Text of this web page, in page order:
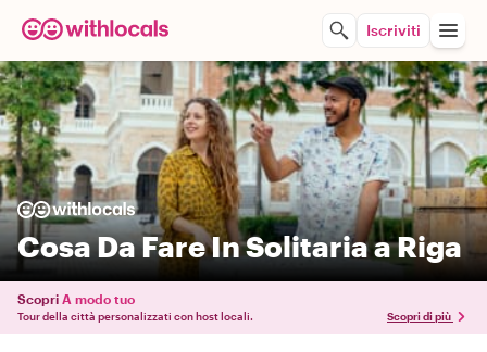
Iscriviti
Cosa Da Fare In Solitaria a Riga
Scopri A modo tuo
Tour della città personalizzati con host locali. Scopri di più